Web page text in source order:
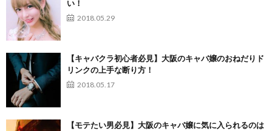
い！
2018.05.29
【キャバクラ初心者必見】大阪のキャバ嬢のおねだりド
リンクの上手な断り方！
2018.05.17
【モテたい男必見】大阪のキャバ嬢に気に入られるのは